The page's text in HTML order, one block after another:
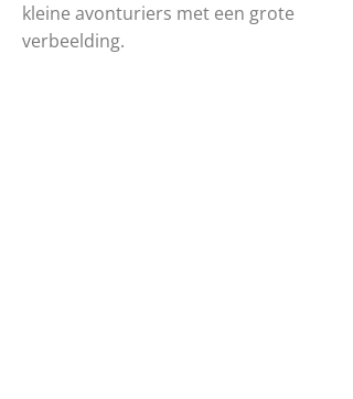
kleine avonturiers met een grote
verbeelding.